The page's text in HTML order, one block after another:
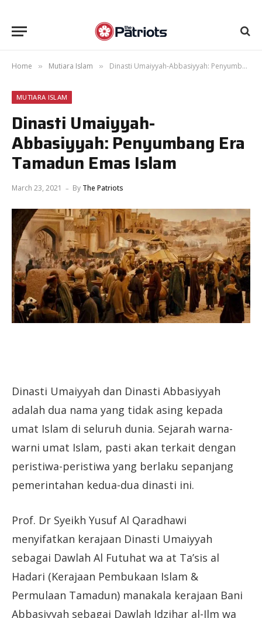
Home » Mutiara Islam » Dinasti Umaiyyah-Abbasiyyah: Penyumbang Era Tamadun Emas Islam
MUTIARA ISLAM
Dinasti Umaiyyah-
Abbasiyyah: Penyumbang Era
Tamadun Emas Islam
March 23, 2021 By The Patriots
Dinasti Umaiyyah dan Dinasti Abbasiyyah
adalah dua nama yang tidak asing kepada
umat Islam di seluruh dunia. Sejarah warna-
warni umat Islam, pasti akan terkait dengan
peristiwa-peristiwa yang berlaku sepanjang
pemerintahan kedua-dua dinasti ini.
Prof. Dr Syeikh Yusuf Al Qaradhawi
menyifatkan kerajaan Dinasti Umaiyyah
sebagai Dawlah Al Futuhat wa at Ta’sis al
Hadari (Kerajaan Pembukaan Islam &
Permulaan Tamadun) manakala kerajaan Bani
Abbasiyyah sebagai Dawlah Idzihar al-Ilm wa